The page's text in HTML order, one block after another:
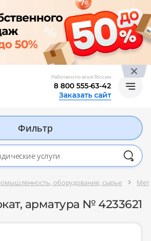
Работаем по всей России
8 800 555-63-42
Заказать сайт
Фильтр
оборудование, сырье
арматура № 4233621